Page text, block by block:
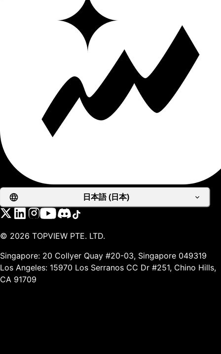
日本語 (日本)
© 2026 TOPVIEW PTE. LTD.
Singapore: 20 Collyer Quay #20-03, Singapore 049319
Los Angeles: 15970 Los Serranos CC Dr #251, Chino Hills,
CA 91709